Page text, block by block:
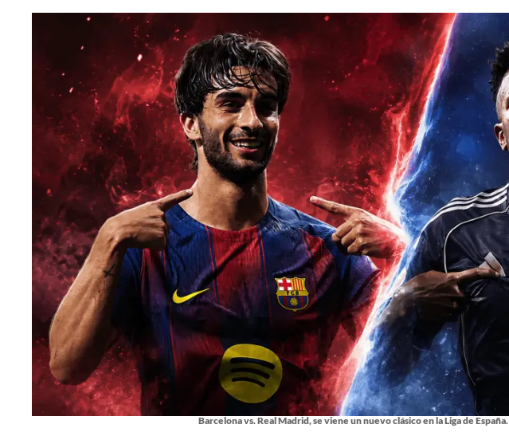
Barcelona vs. Real Madrid, se viene un nuevo clásico en la Liga de España.